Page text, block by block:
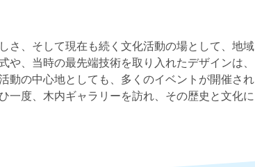
さ、そして現在も続く文化活動の場として、地域
、当時の最先端技術を取り入れたデザインは、
動の中心地としても、多くのイベントが開催され
一度、木内ギャラリーを訪れ、その歴史と文化に